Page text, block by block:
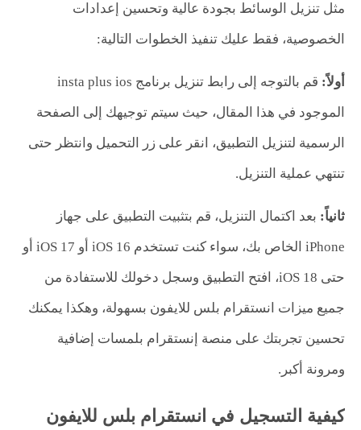
مثل تنزيل الوسائط بجودة عالية وتحسين إعدادات
الخصوصية، فقط عليك تنفيذ الخطوات التالية:
أولاً:
قم بالتوجه إلى رابط تنزيل برنامج insta plus ios
الموجود في هذا المقال، حيث سيتم توجيهك إلى الصفحة
الرسمية لتنزيل التطبيق، انقر على زر التحميل وانتظر حتى
تنتهي عملية التنزيل.
ثانياً: بعد اكتمال التنزيل، قم بتثبيت التطبيق على جهاز
iPhone الخاص بك، سواء كنت تستخدم iOS 16 أو iOS 17 أو
حتى iOS 18، افتح التطبيق وسجل دخولك للاستفادة من
جميع ميزات انستقرام بلس للايفون بسهولة، وهكذا يمكنك
تحسين تجربتك على منصة إنستقرام بلمسات إضافية
ومرونة أكبر.
كيفية التسجيل في انستقرام بلس للايفون